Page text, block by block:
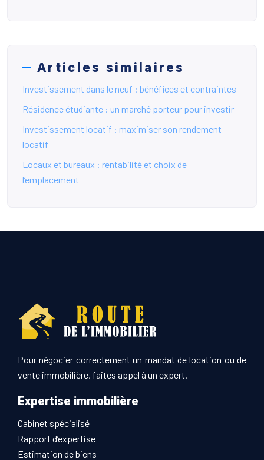
Articles similaires
Investissement dans le neuf : bénéfices et contraintes
Résidence étudiante : un marché porteur pour investir
Investissement locatif : maximiser son rendement
locatif
Locaux et bureaux : rentabilité et choix de
l’emplacement
Pour négocier correctement un mandat de location ou de
vente immobilière, faites appel à un expert.
Expertise immobilière
Cabinet spécialisé
Rapport d’expertise
Estimation de biens